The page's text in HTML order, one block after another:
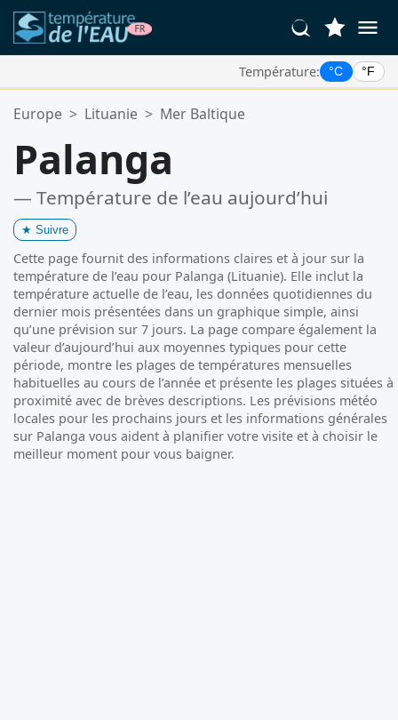
Température: °C °F
Vos Lieux Favoris:
Europe > Lituanie > Mer Baltique
Palanga
— Température de l’eau aujourd’hui
★ Suivre
Cette page fournit des informations claires et à jour sur la
température de l’eau pour Palanga (Lituanie). Elle inclut la
température actuelle de l’eau, les données quotidiennes du
dernier mois présentées dans un graphique simple, ainsi
qu’une prévision sur 7 jours. La page compare également la
valeur d’aujourd’hui aux moyennes typiques pour cette
période, montre les plages de températures mensuelles
habituelles au cours de l’année et présente les plages situées à
proximité avec de brèves descriptions. Les prévisions météo
locales pour les prochains jours et les informations générales
sur Palanga vous aident à planifier votre visite et à choisir le
meilleur moment pour vous baigner.